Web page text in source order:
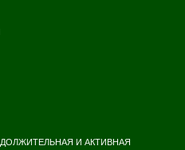
И АКТИВНАЯ